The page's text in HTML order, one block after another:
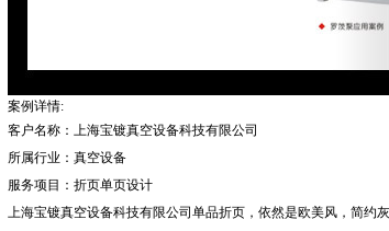
案例详情:
客户名称：上海宝镀真空设备科技有限公司
所属行业：真空设备
服务项目：折页单页设计
上海宝镀真空设备科技有限公司单品折页，依然是欧美风，简约